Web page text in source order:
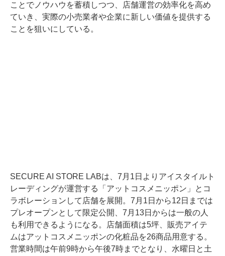
ことでノウハウを蓄積しつつ、店舗運営の効率化を高め
ていき、実際の小売業者や企業に新しい価値を提供する
ことを狙いにしている。
SECURE AI STORE LABは、7月1日よりアイスタイルト
レーディングが運営する「アットコスメニッポン」とコ
ラボレーションして店舗を展開。7月1日から12日までは
プレオープンとして限定公開、7月13日からは一般の人
も利用できるようになる。店舗面積は5坪、販売アイテ
ムはアットコスメニッポンの化粧品を26商品用意する。
営業時間は午前9時から午後7時までとなり、水曜日と土